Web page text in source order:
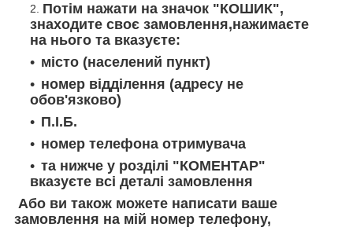
Потім нажати на значок "КОШИК",
знаходите своє замовлення,нажимаєте
на нього та вказуєте:
місто (населений пункт)
номер відділення (адресу не
обов'язково)
П.І.Б.
номер телефона отримувача
та нижче у розділі "КОМЕНТАР"
вказуєте всі деталі замовлення
Або ви також можете написати ваше
замовлення на мій номер телефону,